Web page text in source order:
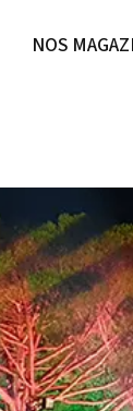
NOS